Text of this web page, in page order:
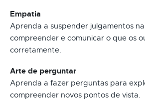
Empatia
Aprenda a suspender julgamentos
compreender e comunicar o que os
corretamente.
Arte de perguntar
Aprenda a fazer perguntas para
compreender novos pontos de vista.